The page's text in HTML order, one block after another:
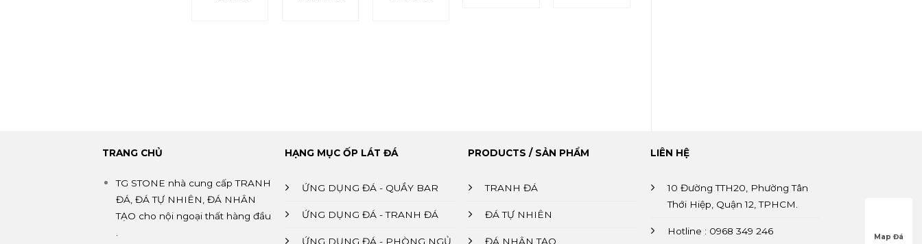
TRANG CHỦ
TG STONE nhà cung cấp TRANH
ĐÁ, ĐÁ TỰ NHIÊN, ĐÁ NHÂN
TẠO cho nội ngoại thất hàng đầu
HẠNG MỤC ỐP LÁT ĐÁ
ỨNG DỤNG ĐÁ - QUẦY BAR
ỨNG DỤNG ĐÁ - TRANH ĐÁ
ỨNG DỤNG ĐÁ - PHÒNG NGỦ
PRODUCTS / SẢN PHẨM
TRANH ĐÁ
ĐÁ TỰ NHIÊN
ĐÁ NHÂN TẠO
LIÊN HỆ
10 Đường TTH20, Phường Tân
Thới Hiệp, Quận 12, TPHCM.
Hotline : 0968 349 246
Map Đá